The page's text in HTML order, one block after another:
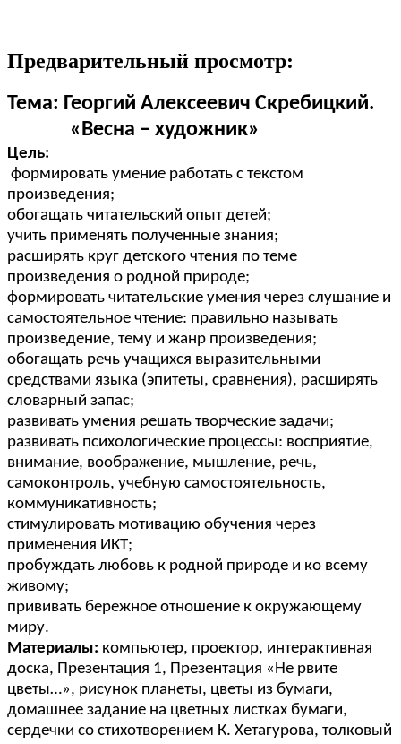
Предварительный просмотр:
Тема: Георгий Алексеевич Скребицкий.
«Весна – художник»
Цель:
формировать умение работать с текстом
произведения;
обогащать читательский опыт детей;
учить применять полученные знания;
расширять круг детского чтения по теме
произведения о родной природе;
формировать читательские умения через слушание и
самостоятельное чтение: правильно называть
произведение, тему и жанр произведения;
обогащать речь учащихся выразительными
средствами языка (эпитеты, сравнения), расширять
словарный запас;
развивать умения решать творческие задачи;
развивать психологические процессы: восприятие,
внимание, воображение, мышление, речь,
самоконтроль, учебную самостоятельность,
коммуникативность;
стимулировать мотивацию обучения через
применения ИКТ;
пробуждать любовь к родной природе и ко всему
живому;
прививать бережное отношение к окружающему
миру.
Материалы: компьютер, проектор, интерактивная
доска, Презентация 1, Презентация «Не рвите
цветы…», рисунок планеты, цветы из бумаги,
домашнее задание на цветных листках бумаги,
сердечки со стихотворением К. Хетагурова, толковый